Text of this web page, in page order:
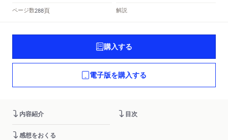
ページ数288頁 解説
購入する
電子版を購入する
内容紹介 目次
感想をおくる